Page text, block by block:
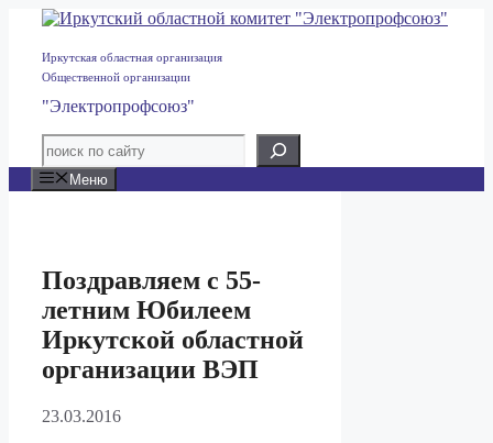
Перейти
содержимому
Иркутская областная организация
Общественной организации
"Электропрофсоюз"
Меню
Поздравляем с 55-
летним Юбилеем
Иркутской областной
организации ВЭП
23.03.2016